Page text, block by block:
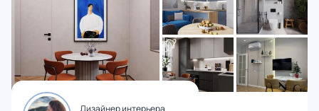
Дизайнер интерьера